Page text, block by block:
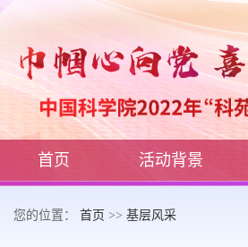
首页 活动背景
您的位置： 首页 >> 基层风采